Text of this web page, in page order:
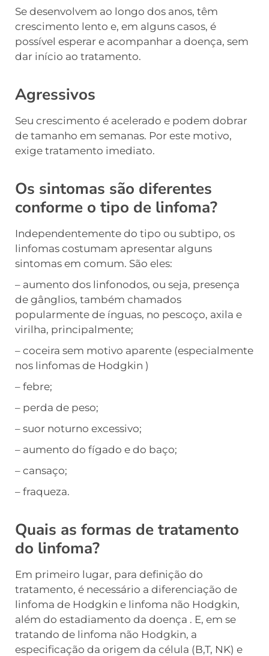
Se desenvolvem ao longo dos anos, têm
crescimento lento e, em alguns casos, é
possível esperar e acompanhar a doença, sem
dar início ao tratamento.
Agressivos
Seu crescimento é acelerado e podem dobrar
de tamanho em semanas. Por este motivo,
exige tratamento imediato.
Os sintomas são diferentes
conforme o tipo de linfoma?
Independentemente do tipo ou subtipo, os
linfomas costumam apresentar alguns
sintomas em comum. São eles:
– aumento dos linfonodos, ou seja, presença
de gânglios, também chamados
popularmente de ínguas, no pescoço, axila e
virilha, principalmente;
– coceira sem motivo aparente (especialmente
nos linfomas de Hodgkin )
– febre;
– perda de peso;
– suor noturno excessivo;
– aumento do fígado e do baço;
– cansaço;
– fraqueza.
Quais as formas de tratamento
do linfoma?
Em primeiro lugar, para definição do
tratamento, é necessário a diferenciação de
linfoma de Hodgkin e linfoma não Hodgkin,
além do estadiamento da doença . E, em se
tratando de linfoma não Hodgkin, a
especificação da origem da célula (B,T, NK) e